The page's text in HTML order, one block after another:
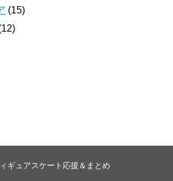
(15)
ギュアスケート応援＆まとめ